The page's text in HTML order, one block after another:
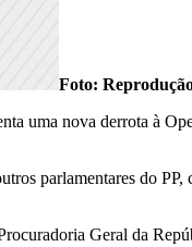
Foto:
uma nova derrota à
parlamentares do
Geral da